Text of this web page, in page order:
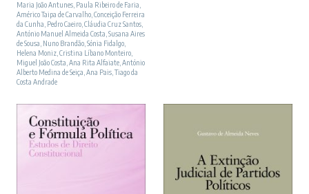
Maria João Antunes Paula Ribeiro de Faria
Américo Taipa de Carvalho Conceição Ferreira
da Cunha Pedro Caeiro Cláudia Cruz Santos
António Manuel Almeida Costa Susana Aires
de Sousa Nuno Brandão Sónia Fidalgo
Helena Moniz Cristina Líbano Monteiro
Miguel João Costa Ana Rita Alfaiate António
Alberto Medina de Seiça Ana Pais Tiago da
Costa Andrade